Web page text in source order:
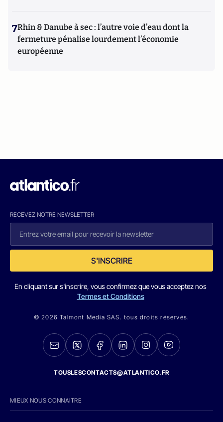
7Rhin & Danube à sec : l’autre voie d’eau dont la
fermeture pénalise lourdement l’économie
européenne
RECEVEZ NOTRE NEWSLETTER
S'INSCRIRE
En cliquant sur s'inscrire, vous confirmez que vous acceptez nos
Termes et Conditions
© 2026 Talmont Media SAS. tous droits réservés.
TOUSLESCONTACTS@ATLANTICO.FR
MIEUX NOUS CONNAITRE